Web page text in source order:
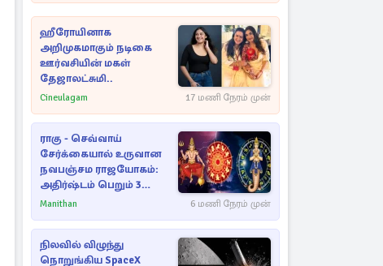
ஹீரோயினாக
அறிமுகமாகும் நடிகை
ஊர்வசியின் மகள்
தேஜாலட்சுமி..
Cineulagam 17 மணி நேரம் முன்
ராகு - செவ்வாய்
சேர்க்கையால் உருவான
நவபஞ்சம ராஜயோகம்:
அதிர்ஷ்டம் பெறும் 3
ராசிகள்!
Manithan 6 மணி நேரம் முன்
நிலவில் விழுந்து
நொறுங்கிய SpaceX